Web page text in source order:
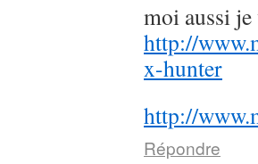
moi aussi
http://
x-hunter
http://
Répondre